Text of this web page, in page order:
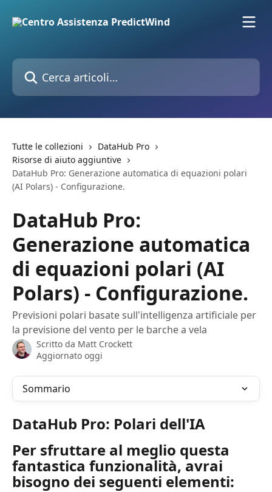
Cerca articoli…
Tutte le collezioni
DataHub Pro
Risorse di aiuto aggiuntive
DataHub Pro: Generazione automatica di equazioni polari
(AI Polars) - Configurazione.
DataHub Pro:
Generazione automatica
di equazioni polari (AI
Polars) - Configurazione.
Previsioni polari basate sull'intelligenza artificiale per
la previsione del vento per le barche a vela
Scritto da Matt Crockett
Aggiornato oggi
Sommario
DataHub Pro: Polari dell'IA
Per sfruttare al meglio questa
fantastica funzionalità, avrai
bisogno dei seguenti elementi: